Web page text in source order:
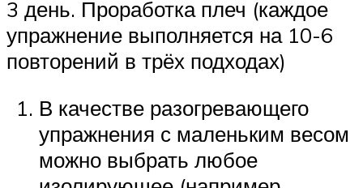
3 день. Проработка плеч (каждое
упражнение выполняется на 10-6
повторений в трёх подходах)
В качестве разогревающего
упражнения с маленьким весом
можно выбрать любое